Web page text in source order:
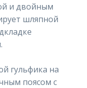
и двойным
шляпной
гульфика на
поясом с